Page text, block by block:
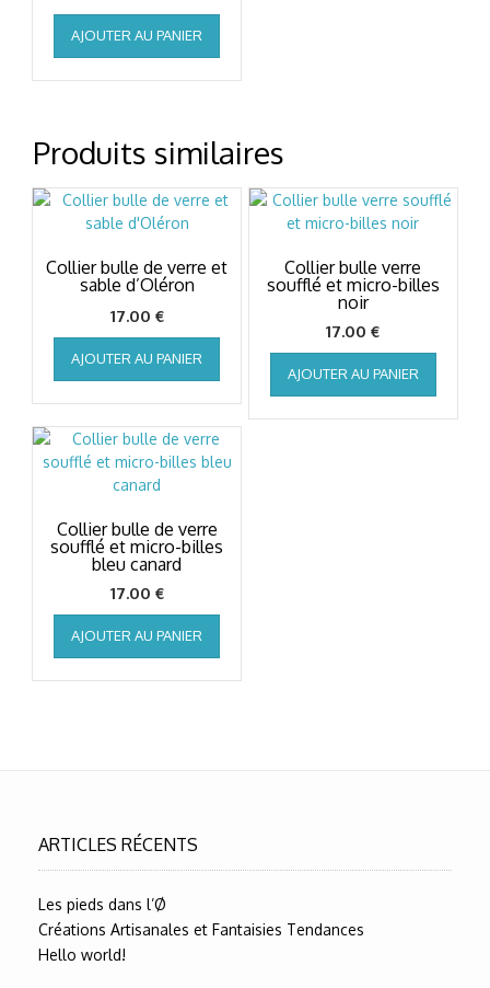
AJOUTER AU PANIER
Produits similaires
Collier bulle de verre et
sable d’Oléron
17.00 €
AJOUTER AU PANIER
Collier bulle verre
soufflé et micro-billes
noir
17.00€
AJOUTER AU PANIER
Collier bulle de verre
soufflé et micro-billes
bleu canard
17.00 €
AJOUTER AU PANIER
ARTICLES RÉCENTS
Les pieds dans l’Ø
Créations Artisanales et Fantaisies Tendances
Hello world!